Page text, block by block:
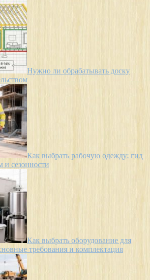
Нужно ли обрабатывать доску
Как выбрать рабочую одежду: гид
и сезонности
Как выбрать оборудование для
требования и комплектация